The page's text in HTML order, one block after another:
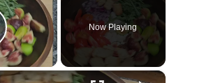
Video
Now Playing
×